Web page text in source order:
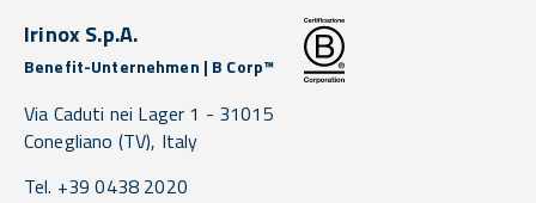
Irinox S.p.A.
Benefit-Unternehmen | B Corp™
Via Caduti nei Lager 1 - 31015
Conegliano (TV), Italy
Tel. +39 0438 2020